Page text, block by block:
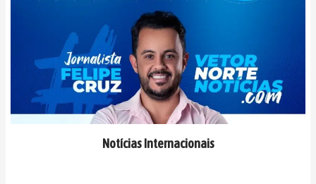
Notícias Internacionais